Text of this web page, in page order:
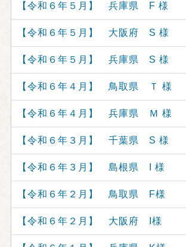
【令和６年５月】 兵庫県 F 様
【令和６年５月】 大阪府 S 様
【令和６年５月】 兵庫県 S 様
【令和６年４月】 鳥取県 Ｔ 様
【令和６年４月】 兵庫県 Ｍ 様
【令和６年３月】 千葉県 S 様
【令和６年３月】 島根県 I 様
【令和６年２月】 鳥取県 F様
【令和６年２月】 大阪府 I様